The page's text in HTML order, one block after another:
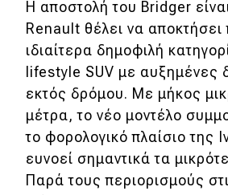
Η αποστολή του Bridger
Renault θέλει να
ιδιαίτερα δημοφιλή
lifestyle SUV με αυξημένες
εκτός δρόμου. Με μήκος
μέτρα, το νέο μοντέλο
το φορολογικό πλαίσιο της
ευνοεί σημαντικά τα
Παρά τους περιορισμούς